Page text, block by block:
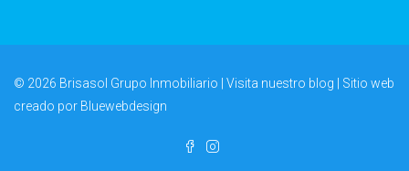
© 2026 Brisasol Grupo Inmobiliario | Visita nuestro blog | Sitio web
creado por Bluewebdesign